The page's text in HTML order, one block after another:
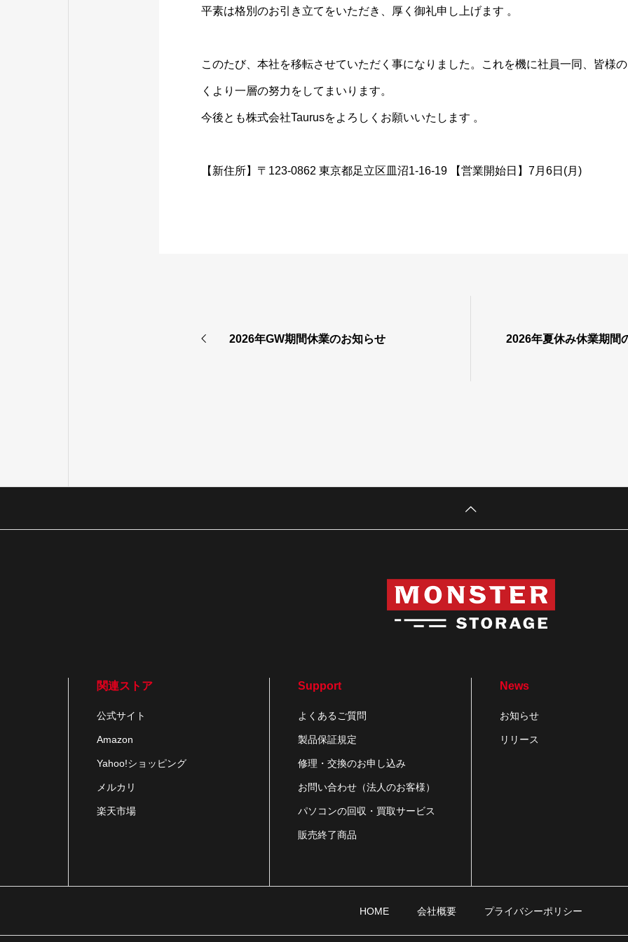
平素は格別のお引き立てをいただき、厚く御礼申し上げます 。
このたび、本社を移転させていただく事になりました。これを機に社員一同、皆様
くより一層の努力をしてまいります。
今後とも株式会社Taurusをよろしくお願いいたします 。
【新住所】〒123-0862 東京都足立区皿沼1-16-19 【営業開始日】7月6日(月)
2026年GW期間休業のお知らせ 2026年夏休み休業期間
関連ストア
公式サイト
Amazon
Yahoo!ショッピング
メルカリ
楽天市場
Support
よくあるご質問
製品保証規定
修理・交換のお申し込み
お問い合わせ（法人のお客様）
パソコンの回収・買取サービス
販売終了商品
News
お知らせ
リリース
HOME 会社概要 プライバシーポリシー